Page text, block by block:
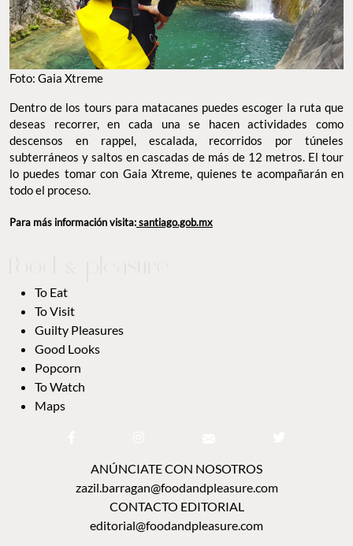
Foto: Gaia Xtreme
Dentro de los tours para matacanes puedes escoger la ruta que
deseas recorrer, en cada una se hacen actividades como
descensos en rappel, escalada, recorridos por túneles
subterráneos y saltos en cascadas de más de 12 metros. El tour
lo puedes tomar con Gaia Xtreme, quienes te acompañarán en
todo el proceso.
Para más información visita:santiago.gob.mx
To Eat
To Visit
Guilty Pleasures
Good Looks
Popcorn
To Watch
Maps
ANÚNCIATE CON NOSOTROS
zazil.barragan@foodandpleasure.com
CONTACTO EDITORIAL
editorial@foodandpleasure.com